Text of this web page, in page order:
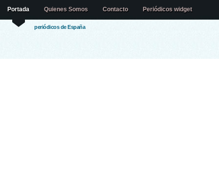
periódicos de España
Portada Quienes Somos Contacto Periódicos widget